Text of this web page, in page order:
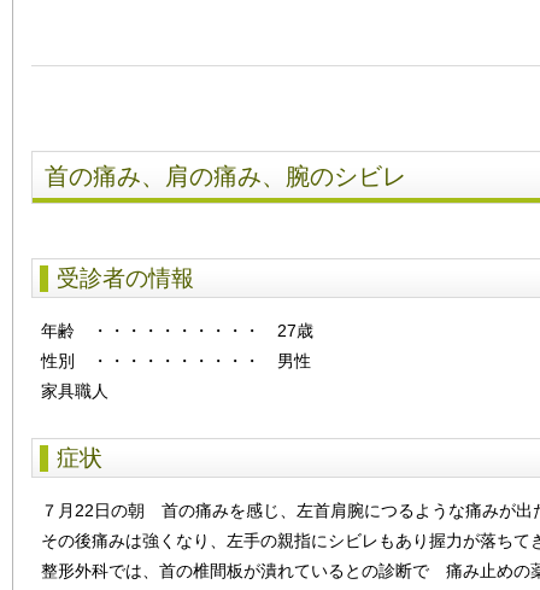
首の痛み、肩の痛み、腕のシビレ
受診者の情報
年齢 ・・・・・・・・・・
27歳
性別
・・・・・・・・・・
男性
家具職人
症状
７月22日の朝 首の痛みを感じ、左首肩腕につるような痛みが出
その後痛みは強くなり、左手の親指にシビレもあり握力が落ちて
整形外科では、首の椎間板が潰れているとの診断で 痛み止めの